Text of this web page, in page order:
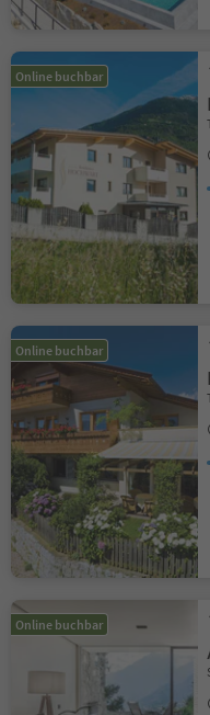
Online buchbar
Online buchbar
Online buchbar